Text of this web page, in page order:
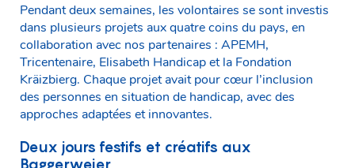
Pendant deux semaines, les volontaires se sont investis
dans plusieurs projets aux quatre coins du pays, en
collaboration avec nos partenaires : APEMH,
Tricentenaire, Elisabeth Handicap et la Fondation
Kräizbierg. Chaque projet avait pour cœur l’inclusion
des personnes en situation de handicap, avec des
approches adaptées et innovantes.
Deux jours festifs et créatifs aux
Baggerweier